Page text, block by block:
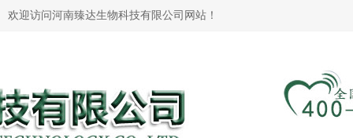
欢迎访问河南臻达生物科技有限公司网站！